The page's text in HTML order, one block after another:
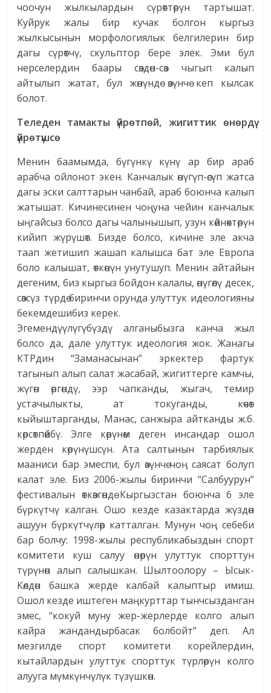
чоочун жылкылардын сүрөттөрүн тартышат.
Куйрук жалы бир кучак болгон кыргыз
жылкысынын морфологиялык белгилерин бир
дагы сүрөтчү, скульптор бере элек. Эми бул
нерселердин баары сөздөн-сөз чыгып калып
айтылып жатат, бул жөнүндө өзүнчө кеп кылсак
болот.
Теледен тамакты үйрөтпөй, жигиттик өнөрдү
үйрөтүшсө
Менин баамымда, бүгүнкү күнү ар бир араб
арабча ойлонот экен. Канчалык өнүгүп-өсүп жатса
дагы эски салттарын чанбай, араб боюнча калып
жатышат. Кичинесинен чоңуна чейин канчалык
ыңгайсыз болсо дагы чалынышып, узун көйнөктөрүн
кийип жүрүшөт. Бизде болсо, кичине эле акча
таап жетишип жашап калышса бат эле Европа
боло калышат, өткөнүн унутушуп. Менин айтайын
дегеним, биз кыргыз бойдон калалы, өнүгөлү десек,
сөзсүз түрдө биринчи орунда улуттук идеологияны
бекемдешибиз керек.
Эгемендүүлүгүбүздү алганыбызга канча жыл
болсо да, дале улуттук идеология жок. Жанагы
КТРдин “Заманасынан” эркектер фартук
тагынып алып салат жасабай, жигиттерге камчы,
жүгөн өргөндү, ээр чапканды, жыгач, темир
устачылыкты, ат токуганды, көчөт
кыйыштарганды, Манас, санжыра айтканды ж.б.
көрсөтпөйбү. Элге көрүнөм деген инсандар ошол
жерден көрүнүшсүн. Ата салтынын тарбиялык
мааниси бар эмеспи, бул өзүнчө чоң саясат болуп
калат эле. Биз 2006-жылы биринчи “Салбуурун”
фестивалын өткөзгөндө Кыргызстан боюнча 6 эле
бүркүтчү калган. Ошо кезде казактарда жүздөн
ашуун бүркүтчүлөр катталган. Мунун чоң себеби
бар болчу: 1998-жылы республикабыздын спорт
комитети куш салуу өнөрүн улуттук спорттун
түрүнөн алып салышкан. Шылтоолору – Ысык-
Көлдөн башка жерде калбай калыптыр имиш.
Ошол кезде иштеген маңкурттар тынчсызданган
эмес, “кокуй муну жер-жерлерде колго алып
кайра жандандырбасак болбойт” деп. Ал
мезгилде спорт комитети корейлердин,
кытайлардын улуттук спорттук түрлөрүн колго
алууга мүмкүнчүлүк түзүшкөн.